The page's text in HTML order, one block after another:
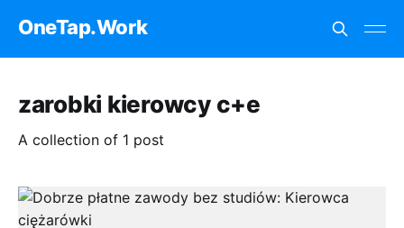
OneTap.Work
zarobki kierowcy c+e
A collection of 1 post